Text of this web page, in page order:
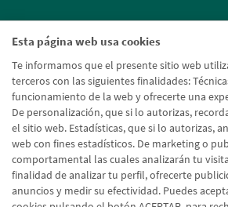
Esta página web usa cookies
Te informamos que el presente sitio web
terceros con las siguientes finalidades:
funcionamiento de la web y ofrecerte una
De personalización, que si lo autorizas,
el sitio web. Estadísticas, que si lo autorizas,
web con fines estadísticos. De marketing o
comportamental las cuales analizarán tu
finalidad de analizar tu perfil, ofrecerte
anuncios y medir su efectividad. Puedes